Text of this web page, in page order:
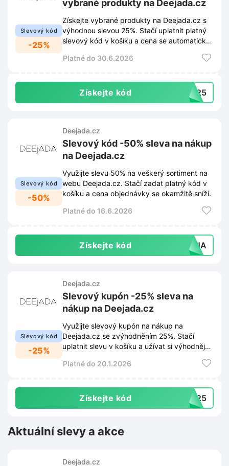
Slevový kód
-25%
vybrané produkty na Deejada.cz
Získejte vybrané produkty na Deejada.cz s
výhodnou slevou 25%. Stačí uplatnit platný
slevový kód v košíku a cena se automaticky
Platné do 30.6.2026
Získejte kód AL25
Slevový kód
-50%
Deejada.cz
Slevový kód -50% sleva na nákup
na Deejada.cz
Využijte slevu 50% na veškerý sortiment na
webu Deejada.cz. Stačí zadat platný kód v
košíku a cena objednávky se okamžitě sníží.
Platné do 16.6.2026
Získejte kód VINA
Slevový kód
-25%
Deejada.cz
Slevový kupón -25% sleva na
nákup na Deejada.cz
Využijte slevový kupón na nákup na
Deejada.cz se zvýhodněním 25%. Stačí
uplatnit slevu v košíku a užívat si výhodnější
Platné do 20.1.2026
Získejte kód ID25
Aktuální slevy a akce
Deejada.cz